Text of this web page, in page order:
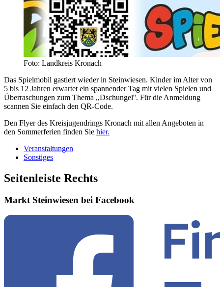
Foto: Landkreis Kronach
Das Spielmobil gastiert wieder in Steinwiesen. Kinder im Alter von
5 bis 12 Jahren erwartet ein spannender Tag mit vielen Spielen und
Überraschungen zum Thema ,,Dschungel''. Für die Anmeldung
scannen Sie einfach den QR-Code.
Den Flyer des Kreisjugendrings Kronach mit allen Angeboten in
den Sommerferien finden Sie hier.
Veranstaltungen
Sonstiges
Seitenleiste Rechts
Markt Steinwiesen bei Facebook